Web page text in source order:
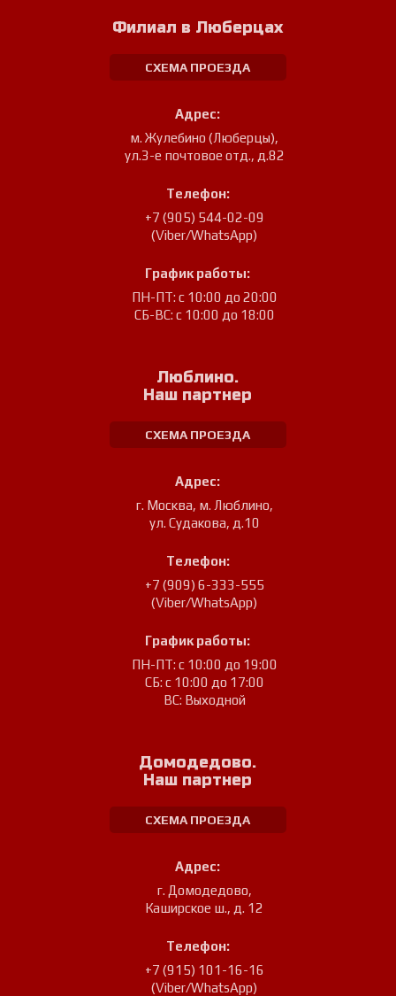
Филиал в Люберцах
СХЕМА ПРОЕЗДА
Адрес:
м. Жулебино (Люберцы),
ул.3-е почтовое отд., д.82
Телефон:
+7 (905) 544-02-09
(Viber/WhatsApp)
График работы:
ПН-ПТ: с 10:00 до 20:00
СБ-ВС: с 10:00 до 18:00
Люблино.
Наш партнер
СХЕМА ПРОЕЗДА
Адрес:
г. Москва, м. Люблино,
ул. Судакова, д.10
Телефон:
+7 (909) 6-333-555
(Viber/WhatsApp)
График работы:
ПН-ПТ: с 10:00 до 19:00
СБ: с 10:00 до 17:00
ВС: Выходной
Домодедово.
Наш партнер
СХЕМА ПРОЕЗДА
Адрес:
г. Домодедово,
Каширское ш., д. 12
Телефон:
+7 (915) 101-16-16
(Viber/WhatsApp)